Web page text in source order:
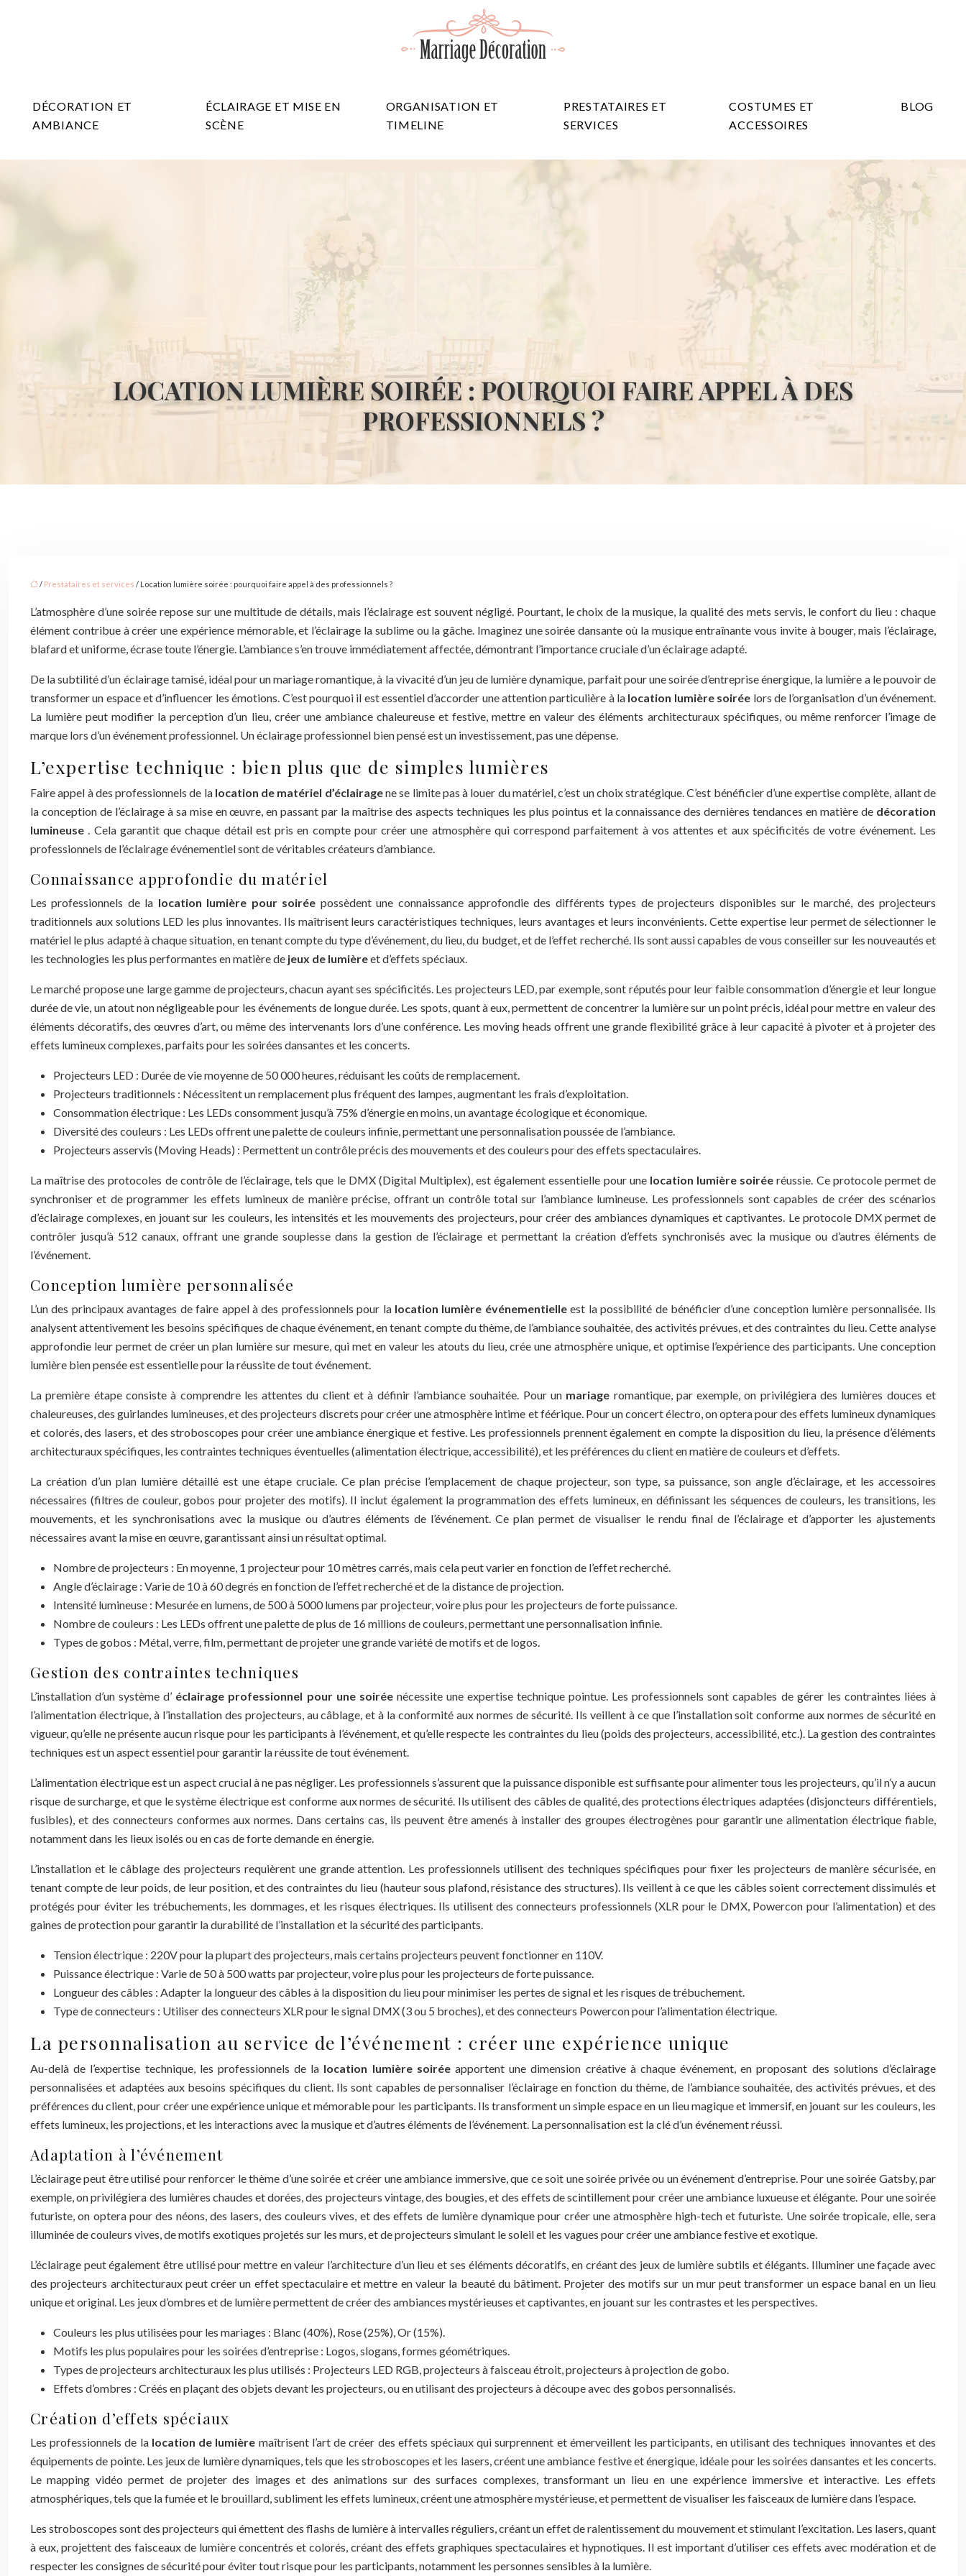
DÉCORATION ET
AMBIANCE
ÉCLAIRAGE ET MISE EN
SCÈNE
ORGANISATION ET
TIMELINE
PRESTATAIRES ET
SERVICES
COSTUMES ET
ACCESSOIRES
BLOG
LOCATION LUMIÈRE SOIRÉE : POURQUOI FAIRE APPEL À DES
PROFESSIONNELS ?
/ Prestataires et services / Location lumière soirée : pourquoi faire appel à des professionnels ?
L’atmosphère d’une soirée repose sur une multitude de détails, mais l’éclairage est souvent négligé. Pourtant, le choix de la musique, la qualité des mets servis, le confort du lieu : chaque
élément contribue à créer une expérience mémorable, et l’éclairage la sublime ou la gâche. Imaginez une soirée dansante où la musique entraînante vous invite à bouger, mais l’éclairage,
blafard et uniforme, écrase toute l’énergie. L’ambiance s’en trouve immédiatement affectée, démontrant l’importance cruciale d’un éclairage adapté.
De la subtilité d’un éclairage tamisé, idéal pour un mariage romantique, à la vivacité d’un jeu de lumière dynamique, parfait pour une soirée d’entreprise énergique, la lumière a le pouvoir de
transformer un espace et d’influencer les émotions. C’est pourquoi il est essentiel d’accorder une attention particulière à la location lumière soirée lors de l’organisation d’un événement.
La lumière peut modifier la perception d’un lieu, créer une ambiance chaleureuse et festive, mettre en valeur des éléments architecturaux spécifiques, ou même renforcer l’image de
marque lors d’un événement professionnel. Un éclairage professionnel bien pensé est un investissement, pas une dépense.
L’expertise technique : bien plus que de simples lumières
Faire appel à des professionnels de la location de matériel d’éclairagene se limite pas à louer du matériel, c’est un choix stratégique. C’est bénéficier d’une expertise complète, allant de
la conception de l’éclairage à sa mise en œuvre, en passant par la maîtrise des aspects techniques les plus pointus et la connaissance des dernières tendances en matière de décoration
lumineuse. Cela garantit que chaque détail est pris en compte pour créer une atmosphère qui correspond parfaitement à vos attentes et aux spécificités de votre événement. Les
professionnels de l’éclairage événementiel sont de véritables créateurs d’ambiance.
Connaissance approfondie du matériel
Les professionnels de la location lumière pour soirée possèdent une connaissance approfondie des différents types de projecteurs disponibles sur le marché, des projecteurs
traditionnels aux solutions LED les plus innovantes. Ils maîtrisent leurs caractéristiques techniques, leurs avantages et leurs inconvénients. Cette expertise leur permet de sélectionner le
matériel le plus adapté à chaque situation, en tenant compte du type d’événement, du lieu, du budget, et de l’effet recherché. Ils sont aussi capables de vous conseiller sur les nouveautés et
les technologies les plus performantes en matière de jeux de lumièreet d’effets spéciaux.
Le marché propose une large gamme de projecteurs, chacun ayant ses spécificités. Les projecteurs LED, par exemple, sont réputés pour leur faible consommation d’énergie et leur longue
durée de vie, un atout non négligeable pour les événements de longue durée. Les spots, quant à eux, permettent de concentrer la lumière sur un point précis, idéal pour mettre en valeur des
éléments décoratifs, des œuvres d’art, ou même des intervenants lors d’une conférence. Les moving heads offrent une grande flexibilité grâce à leur capacité à pivoter et à projeter des
effets lumineux complexes, parfaits pour les soirées dansantes et les concerts.
Projecteurs LED : Durée de vie moyenne de 50 000 heures, réduisant les coûts de remplacement.
Projecteurs traditionnels : Nécessitent un remplacement plus fréquent des lampes, augmentant les frais d’exploitation.
Consommation électrique : Les LEDs consomment jusqu’à 75% d’énergie en moins, un avantage écologique et économique.
Diversité des couleurs : Les LEDs offrent une palette de couleurs infinie, permettant une personnalisation poussée de l’ambiance.
Projecteurs asservis (Moving Heads) : Permettent un contrôle précis des mouvements et des couleurs pour des effets spectaculaires.
La maîtrise des protocoles de contrôle de l’éclairage, tels que le DMX (Digital Multiplex), est également essentielle pour une location lumière soiréeréussie. Ce protocole permet de
synchroniser et de programmer les effets lumineux de manière précise, offrant un contrôle total sur l’ambiance lumineuse. Les professionnels sont capables de créer des scénarios
d’éclairage complexes, en jouant sur les couleurs, les intensités et les mouvements des projecteurs, pour créer des ambiances dynamiques et captivantes. Le protocole DMX permet de
contrôler jusqu’à 512 canaux, offrant une grande souplesse dans la gestion de l’éclairage et permettant la création d’effets synchronisés avec la musique ou d’autres éléments de
l’événement.
Conception lumière personnalisée
L’un des principaux avantages de faire appel à des professionnels pour la location lumière événementielleest la possibilité de bénéficier d’une conception lumière personnalisée. Ils
analysent attentivement les besoins spécifiques de chaque événement, en tenant compte du thème, de l’ambiance souhaitée, des activités prévues, et des contraintes du lieu. Cette analyse
approfondie leur permet de créer un plan lumière sur mesure, qui met en valeur les atouts du lieu, crée une atmosphère unique, et optimise l’expérience des participants. Une conception
lumière bien pensée est essentielle pour la réussite de tout événement.
La première étape consiste à comprendre les attentes du client et à définir l’ambiance souhaitée. Pour un mariage romantique, par exemple, on privilégiera des lumières douces et
chaleureuses, des guirlandes lumineuses, et des projecteurs discrets pour créer une atmosphère intime et féérique. Pour un concert électro, on optera pour des effets lumineux dynamiques
et colorés, des lasers, et des stroboscopes pour créer une ambiance énergique et festive. Les professionnels prennent également en compte la disposition du lieu, la présence d’éléments
architecturaux spécifiques, les contraintes techniques éventuelles (alimentation électrique, accessibilité), et les préférences du client en matière de couleurs et d’effets.
La création d’un plan lumière détaillé est une étape cruciale. Ce plan précise l’emplacement de chaque projecteur, son type, sa puissance, son angle d’éclairage, et les accessoires
nécessaires (filtres de couleur, gobos pour projeter des motifs). Il inclut également la programmation des effets lumineux, en définissant les séquences de couleurs, les transitions, les
mouvements, et les synchronisations avec la musique ou d’autres éléments de l’événement. Ce plan permet de visualiser le rendu final de l’éclairage et d’apporter les ajustements
nécessaires avant la mise en œuvre, garantissant ainsi un résultat optimal.
Nombre de projecteurs : En moyenne, 1 projecteur pour 10 mètres carrés, mais cela peut varier en fonction de l’effet recherché.
Angle d’éclairage : Varie de 10 à 60 degrés en fonction de l’effet recherché et de la distance de projection.
Intensité lumineuse : Mesurée en lumens, de 500 à 5000 lumens par projecteur, voire plus pour les projecteurs de forte puissance.
Nombre de couleurs : Les LEDs offrent une palette de plus de 16 millions de couleurs, permettant une personnalisation infinie.
Types de gobos : Métal, verre, film, permettant de projeter une grande variété de motifs et de logos.
Gestion des contraintes techniques
L’installation d’un système d’ éclairage professionnel pour une soirée nécessite une expertise technique pointue. Les professionnels sont capables de gérer les contraintes liées à
l’alimentation électrique, à l’installation des projecteurs, au câblage, et à la conformité aux normes de sécurité. Ils veillent à ce que l’installation soit conforme aux normes de sécurité en
vigueur, qu’elle ne présente aucun risque pour les participants à l’événement, et qu’elle respecte les contraintes du lieu (poids des projecteurs, accessibilité, etc.). La gestion des contraintes
techniques est un aspect essentiel pour garantir la réussite de tout événement.
L’alimentation électrique est un aspect crucial à ne pas négliger. Les professionnels s’assurent que la puissance disponible est suffisante pour alimenter tous les projecteurs, qu’il n’y a aucun
risque de surcharge, et que le système électrique est conforme aux normes de sécurité. Ils utilisent des câbles de qualité, des protections électriques adaptées (disjoncteurs différentiels,
fusibles), et des connecteurs conformes aux normes. Dans certains cas, ils peuvent être amenés à installer des groupes électrogènes pour garantir une alimentation électrique fiable,
notamment dans les lieux isolés ou en cas de forte demande en énergie.
L’installation et le câblage des projecteurs requièrent une grande attention. Les professionnels utilisent des techniques spécifiques pour fixer les projecteurs de manière sécurisée, en
tenant compte de leur poids, de leur position, et des contraintes du lieu (hauteur sous plafond, résistance des structures). Ils veillent à ce que les câbles soient correctement dissimulés et
protégés pour éviter les trébuchements, les dommages, et les risques électriques. Ils utilisent des connecteurs professionnels (XLR pour le DMX, Powercon pour l’alimentation) et des
gaines de protection pour garantir la durabilité de l’installation et la sécurité des participants.
Tension électrique : 220V pour la plupart des projecteurs, mais certains projecteurs peuvent fonctionner en 110V.
Puissance électrique : Varie de 50 à 500 watts par projecteur, voire plus pour les projecteurs de forte puissance.
Longueur des câbles : Adapter la longueur des câbles à la disposition du lieu pour minimiser les pertes de signal et les risques de trébuchement.
Type de connecteurs : Utiliser des connecteurs XLR pour le signal DMX (3 ou 5 broches), et des connecteurs Powercon pour l’alimentation électrique.
La personnalisation au service de l’événement : créer une expérience unique
Au-delà de l’expertise technique, les professionnels de la location lumière soiréeapportent une dimension créative à chaque événement, en proposant des solutions d’éclairage
personnalisées et adaptées aux besoins spécifiques du client. Ils sont capables de personnaliser l’éclairage en fonction du thème, de l’ambiance souhaitée, des activités prévues, et des
préférences du client, pour créer une expérience unique et mémorable pour les participants. Ils transforment un simple espace en un lieu magique et immersif, en jouant sur les couleurs, les
effets lumineux, les projections, et les interactions avec la musique et d’autres éléments de l’événement. La personnalisation est la clé d’un événement réussi.
Adaptation à l’événement
L’éclairage peut être utilisé pour renforcer le thème d’une soirée et créer une ambiance immersive, que ce soit une soirée privée ou un événement d’entreprise. Pour une soirée Gatsby, par
exemple, on privilégiera des lumières chaudes et dorées, des projecteurs vintage, des bougies, et des effets de scintillement pour créer une ambiance luxueuse et élégante. Pour une soirée
futuriste, on optera pour des néons, des lasers, des couleurs vives, et des effets de lumière dynamique pour créer une atmosphère high-tech et futuriste. Une soirée tropicale, elle, sera
illuminée de couleurs vives, de motifs exotiques projetés sur les murs, et de projecteurs simulant le soleil et les vagues pour créer une ambiance festive et exotique.
L’éclairage peut également être utilisé pour mettre en valeur l’architecture d’un lieu et ses éléments décoratifs, en créant des jeux de lumière subtils et élégants. Illuminer une façade avec
des projecteurs architecturaux peut créer un effet spectaculaire et mettre en valeur la beauté du bâtiment. Projeter des motifs sur un mur peut transformer un espace banal en un lieu
unique et original. Les jeux d’ombres et de lumière permettent de créer des ambiances mystérieuses et captivantes, en jouant sur les contrastes et les perspectives.
Couleurs les plus utilisées pour les mariages : Blanc (40%), Rose (25%), Or (15%).
Motifs les plus populaires pour les soirées d’entreprise : Logos, slogans, formes géométriques.
Types de projecteurs architecturaux les plus utilisés : Projecteurs LED RGB, projecteurs à faisceau étroit, projecteurs à projection de gobo.
Effets d’ombres : Créés en plaçant des objets devant les projecteurs, ou en utilisant des projecteurs à découpe avec des gobos personnalisés.
Création d’effets spéciaux
Les professionnels de la location de lumière maîtrisent l’art de créer des effets spéciaux qui surprennent et émerveillent les participants, en utilisant des techniques innovantes et des
équipements de pointe. Les jeux de lumière dynamiques, tels que les stroboscopes et les lasers, créent une ambiance festive et énergique, idéale pour les soirées dansantes et les concerts.
Le mapping vidéo permet de projeter des images et des animations sur des surfaces complexes, transformant un lieu en une expérience immersive et interactive. Les effets
atmosphériques, tels que la fumée et le brouillard, subliment les effets lumineux, créent une atmosphère mystérieuse, et permettent de visualiser les faisceaux de lumière dans l’espace.
Les stroboscopes sont des projecteurs qui émettent des flashs de lumière à intervalles réguliers, créant un effet de ralentissement du mouvement et stimulant l’excitation. Les lasers, quant
à eux, projettent des faisceaux de lumière concentrés et colorés, créant des effets graphiques spectaculaires et hypnotiques. Il est important d’utiliser ces effets avec modération et de
respecter les consignes de sécurité pour éviter tout risque pour les participants, notamment les personnes sensibles à la lumière.